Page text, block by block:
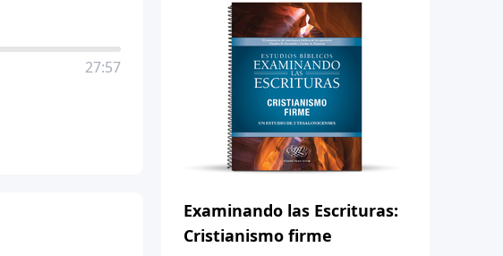
27:57
Examinando las Escrituras:
Cristianismo firme